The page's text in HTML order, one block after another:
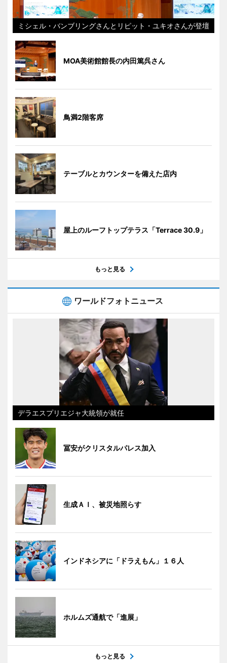
ミシェル・バンブリングさんとリピット・ユキオさんが登壇
MOA美術館館長の内田篤呉さん
鳥満2階客席
テーブルとカウンターを備えた店内
屋上のルーフトップテラス「Terrace 30.9」
もっと見る
ワールドフォトニュース
デラエスプリエジャ大統領が就任
冨安がクリスタルパレス加入
生成ＡＩ、被災地照らす
インドネシアに「ドラえもん」１６人
ホルムズ通航で「進展」
もっと見る